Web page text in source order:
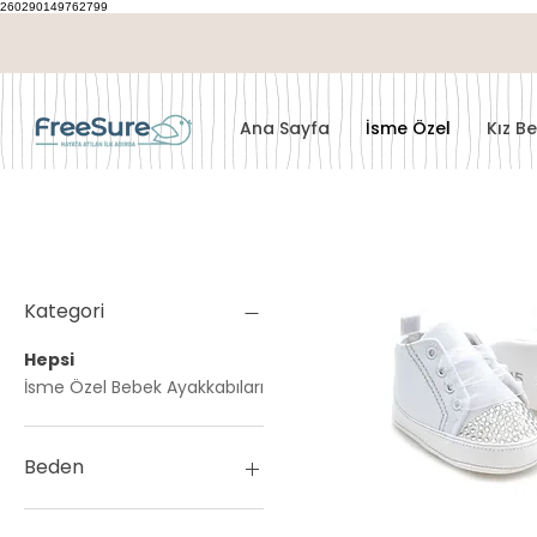
260290149762799
Ana Sayfa İsme Özel Kız
Kategori
Hepsi
İsme Özel Bebek Ayakkabıları
Beden
1 ( 3-6 ay ) -16 no - 10,9